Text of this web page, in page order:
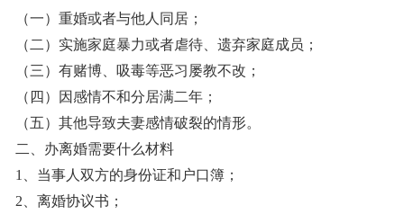
（一）重婚或者与他人同居；
（二）实施家庭暴力或者虐待、遗弃家庭成员；
（三）有赌博、吸毒等恶习屡教不改；
（四）因感情不和分居满二年；
（五）其他导致夫妻感情破裂的情形。
二、办离婚需要什么材料
1、当事人双方的身份证和户口簿；
2、离婚协议书；